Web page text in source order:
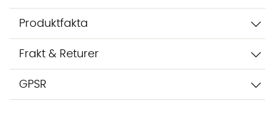
Produktfakta
Frakt & Returer
GPSR